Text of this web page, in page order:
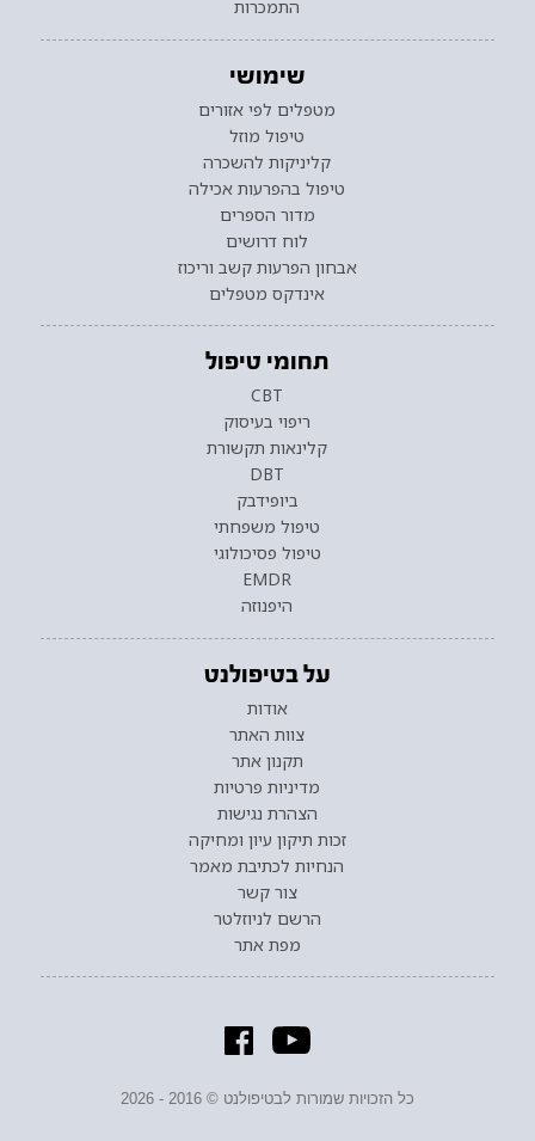
התמכרות
שימושי
מטפלים לפי אזורים
טיפול מוזל
קליניקות להשכרה
טיפול בהפרעות אכילה
מדור הספרים
לוח דרושים
אבחון הפרעות קשב וריכוז
אינדקס מטפלים
תחומי טיפול
CBT
ריפוי בעיסוק
קלינאות תקשורת
DBT
ביופידבק
טיפול משפחתי
טיפול פסיכולוגי
EMDR
היפנוזה
על בטיפולנט
אודות
צוות האתר
תקנון אתר
מדיניות פרטיות
הצהרת נגישות
זכות תיקון עיון ומחיקה
הנחיות לכתיבת מאמר
צור קשר
הרשם לניוזלטר
מפת אתר
כל הזכויות שמורות לבטיפולנט © 2016 - 2026